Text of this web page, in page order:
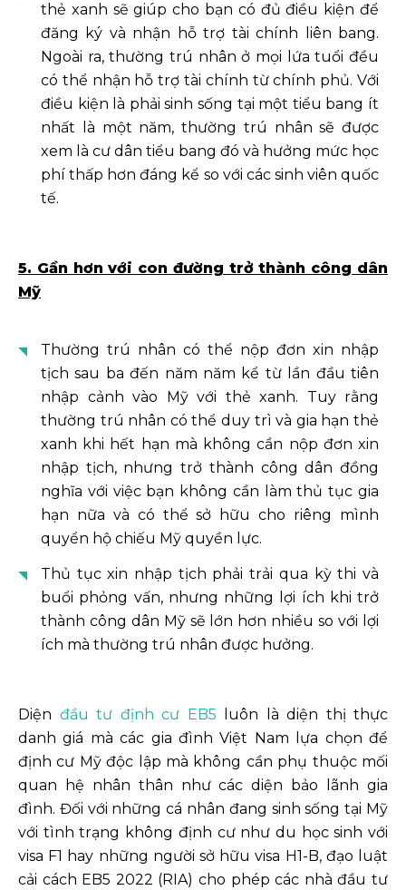
thẻ xanh sẽ giúp cho bạn có đủ điều kiện để
đăng ký và nhận hỗ trợ tài chính liên bang.
Ngoài ra, thường trú nhân ở mọi lứa tuổi đều
có thể nhận hỗ trợ tài chính từ chính phủ. Với
điều kiện là phải sinh sống tại một tiểu bang ít
nhất là một năm, thường trú nhân sẽ được
xem là cư dân tiểu bang đó và hưởng mức học
phí thấp hơn đáng kể so với các sinh viên quốc
tế.
5. Gần hơn với con đường trở thành công dân
Mỹ
Thường trú nhân có thể nộp đơn xin nhập
tịch sau ba đến năm năm kể từ lần đầu tiên
nhập cảnh vào Mỹ với thẻ xanh. Tuy rằng
thường trú nhân có thể duy trì và gia hạn thẻ
xanh khi hết hạn mà không cần nộp đơn xin
nhập tịch, nhưng trở thành công dân đồng
nghĩa với việc bạn không cần làm thủ tục gia
hạn nữa và có thể sở hữu cho riêng mình
quyển hộ chiếu Mỹ quyền lực.
Thủ tục xin nhập tịch phải trải qua kỳ thi và
buổi phỏng vấn, nhưng những lợi ích khi trở
thành công dân Mỹ sẽ lớn hơn nhiều so với lợi
ích mà thường trú nhân được hưởng.
Diện đầu tư định cư EB5 luôn là diện thị thực
danh giá mà các gia đình Việt Nam lựa chọn để
định cư Mỹ độc lập mà không cần phụ thuộc mối
quan hệ nhân thân như các diện bảo lãnh gia
đình. Đối với những cá nhân đang sinh sống tại Mỹ
với tình trạng không định cư như du học sinh với
visa F1 hay những người sở hữu visa H1-B, đạo luật
cải cách EB5 2022 (RIA) cho phép các nhà đầu tư